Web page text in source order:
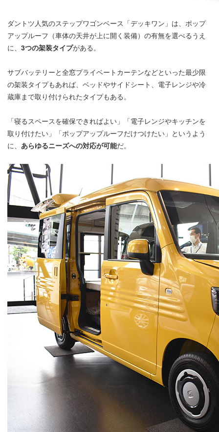
ダントツ人気のステップワゴンベース「デッキワン」は、ポップ
アップルーフ（車体の天井が上に開く装備）の有無を選べるうえ
に、 3つの架装タイプがある。
サブバッテリーと全窓プライベートカーテンなどといった最少限
の架装タイプもあれば、ベッドやサイドシート、電子レンジや冷
蔵庫まで取り付けられたタイプもある。
「寝るスペースを確保できればよい」「電子レンジやキッチンを
取り付けたい」「ポップアップルーフだけつけたい」というよう
に、 あらゆるニーズへの対応が可能だ。